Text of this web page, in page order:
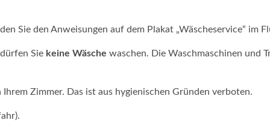
Sie den Anweisungen auf dem Plakat „Wäscheservice“ im
Sie keine Wäsche waschen. Die Waschmaschinen und
Zimmer. Das ist aus hygienischen Gründen verboten.